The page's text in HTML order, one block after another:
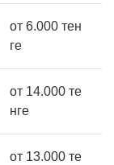
от 6.000 тен
ге
от 14.000 те
нге
от 13.000 те